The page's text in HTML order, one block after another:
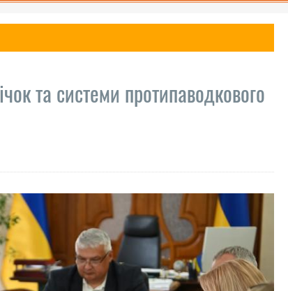
та системи протипаводкового